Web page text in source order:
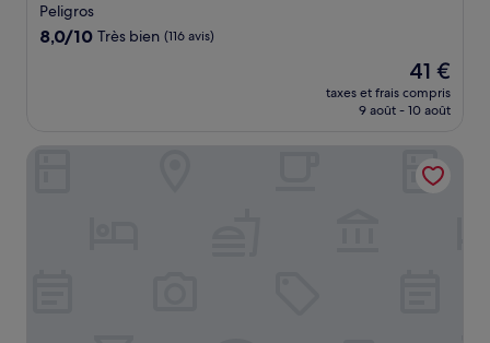
2.0 étoiles
Peligros
8.0
8,0/10 Très bien (116 avis)
Le
nouveau
prix
de
41 €
41 €
taxes et frais compris
9 août - 10 août